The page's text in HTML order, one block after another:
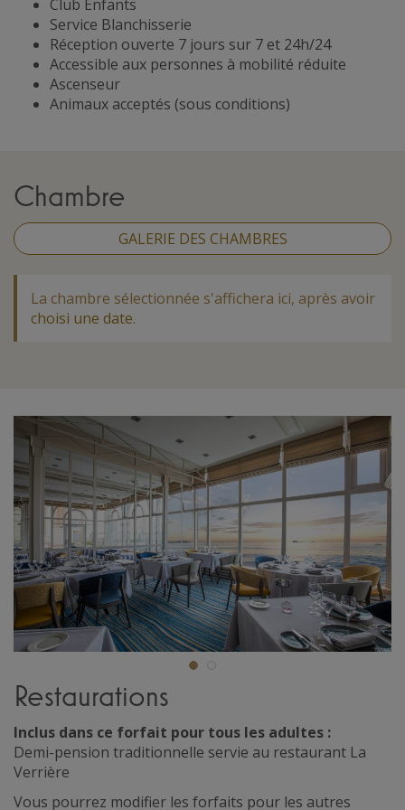
Club Enfants
Service Blanchisserie
Réception ouverte 7 jours sur 7 et 24h/24
Accessible aux personnes à mobilité réduite
Ascenseur
Animaux acceptés (sous conditions)
Chambre
GALERIE DES CHAMBRES
La chambre sélectionnée s'affichera ici, après avoir
choisi une date.
Restaurations
Inclus dans ce forfait pour tous les adultes :
Demi-pension traditionnelle servie au restaurant La
Verrière
Vous pourrez modifier les forfaits pour les autres